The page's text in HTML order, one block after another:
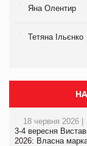
Яна Олентир
Тетяна Ільєнко
18 червня 2026 |
3-4 вересня
2026: Власна